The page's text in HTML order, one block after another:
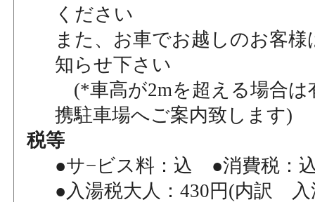
ください
また、お車でお越しのお客様
知らせ下さい
(*車高が2mを超える場合は
携駐車場へご案内致します)
税等
●サ−ビス料：込 ●消費税：
●入湯税大人：430円(内訳 入